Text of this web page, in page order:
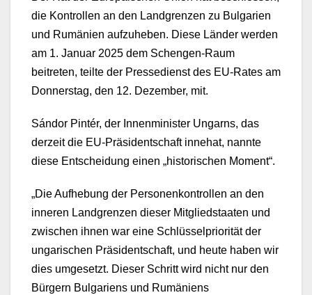
die Kontrollen an den Landgrenzen zu Bulgarien
und Rumänien aufzuheben. Diese Länder werden
am 1. Januar 2025 dem Schengen-Raum
beitreten, teilte der Pressedienst des EU-Rates am
Donnerstag, den 12. Dezember, mit.
Sándor Pintér, der Innenminister Ungarns, das
derzeit die EU-Präsidentschaft innehat, nannte
diese Entscheidung einen „historischen Moment“.
„Die Aufhebung der Personenkontrollen an den
inneren Landgrenzen dieser Mitgliedstaaten und
zwischen ihnen war eine Schlüsselpriorität der
ungarischen Präsidentschaft, und heute haben wir
dies umgesetzt. Dieser Schritt wird nicht nur den
Bürgern Bulgariens und Rumäniens